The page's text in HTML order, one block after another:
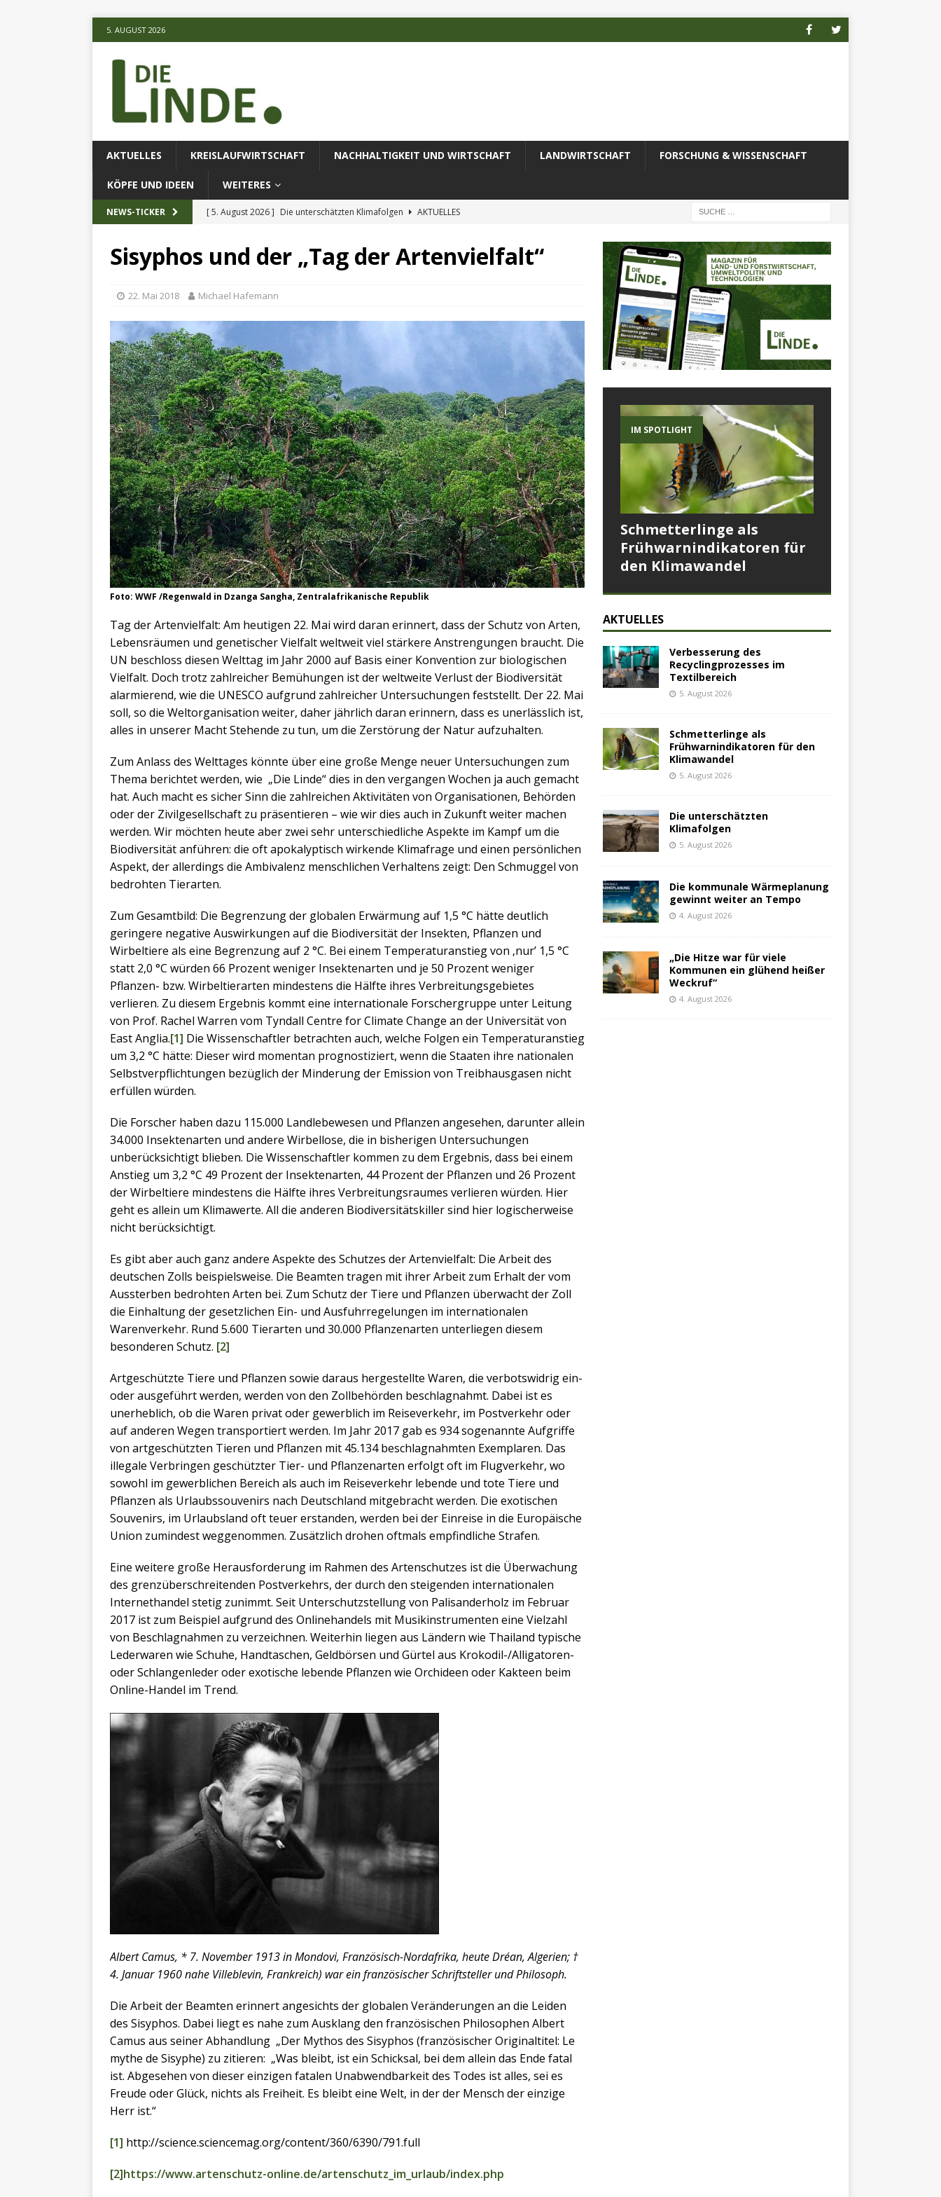
5. AUGUST 2026
AKTUELLES KREISLAUFWIRTSCHAFT NACHHALTIGKEIT UND WIRTSCHAFT LANDWIRTSCHAFT FORSCHUNG & WISSENSCHAFT
KÖPFE UND IDEEN WEITERES
NEWS-TICKER [ 5. August 2026 ] Die unterschätzten Klimafolgen
AKTUELLES
[ 5. August 2026 ] Schmetterlinge als Frühwarnindikatoren für den Klimawandel
Sisyphos und der „Tag der Artenvielfalt“
22. Mai 2018 Michael Hafemann
Foto: WWF /Regenwald in Dzanga Sangha, Zentralafrikanische Republik
Tag der Artenvielfalt: Am heutigen 22. Mai wird daran erinnert, dass der Schutz von Arten,
Lebensräumen und genetischer Vielfalt weltweit viel stärkere Anstrengungen braucht. Die
UN beschloss diesen Welttag im Jahr 2000 auf Basis einer Konvention zur biologischen
Vielfalt. Doch trotz zahlreicher Bemühungen ist der weltweite Verlust der Biodiversität
alarmierend, wie die UNESCO aufgrund zahlreicher Untersuchungen feststellt. Der 22. Mai
soll, so die Weltorganisation weiter, daher jährlich daran erinnern, dass es unerlässlich ist,
alles in unserer Macht Stehende zu tun, um die Zerstörung der Natur aufzuhalten.
Zum Anlass des Welttages könnte über eine große Menge neuer Untersuchungen zum
Thema berichtet werden, wie „Die Linde“ dies in den vergangen Wochen ja auch gemacht
hat. Auch macht es sicher Sinn die zahlreichen Aktivitäten von Organisationen, Behörden
oder der Zivilgesellschaft zu präsentieren – wie wir dies auch in Zukunft weiter machen
werden. Wir möchten heute aber zwei sehr unterschiedliche Aspekte im Kampf um die
Biodiversität anführen: die oft apokalyptisch wirkende Klimafrage und einen persönlichen
Aspekt, der allerdings die Ambivalenz menschlichen Verhaltens zeigt: Den Schmuggel von
bedrohten Tierarten.
Zum Gesamtbild: Die Begrenzung der globalen Erwärmung auf 1,5 °C hätte deutlich
geringere negative Auswirkungen auf die Biodiversität der Insekten, Pflanzen und
Wirbeltiere als eine Begrenzung auf 2 °C. Bei einem Temperaturanstieg von ‚nur’ 1,5 °C
statt 2,0 °C würden 66 Prozent weniger Insektenarten und je 50 Prozent weniger
Pflanzen- bzw. Wirbeltierarten mindestens die Hälfte ihres Verbreitungsgebietes
verlieren. Zu diesem Ergebnis kommt eine internationale Forschergruppe unter Leitung
von Prof. Rachel Warren vom Tyndall Centre for Climate Change an der Universität von
East Anglia.[1] Die Wissenschaftler betrachten auch, welche Folgen ein Temperaturanstieg
um 3,2 °C hätte: Dieser wird momentan prognostiziert, wenn die Staaten ihre nationalen
Selbstverpflichtungen bezüglich der Minderung der Emission von Treibhausgasen nicht
erfüllen würden.
Die Forscher haben dazu 115.000 Landlebewesen und Pflanzen angesehen, darunter allein
34.000 Insektenarten und andere Wirbellose, die in bisherigen Untersuchungen
unberücksichtigt blieben. Die Wissenschaftler kommen zu dem Ergebnis, dass bei einem
Anstieg um 3,2 °C 49 Prozent der Insektenarten, 44 Prozent der Pflanzen und 26 Prozent
der Wirbeltiere mindestens die Hälfte ihres Verbreitungsraumes verlieren würden. Hier
geht es allein um Klimawerte. All die anderen Biodiversitätskiller sind hier logischerweise
nicht berücksichtigt.
Es gibt aber auch ganz andere Aspekte des Schutzes der Artenvielfalt: Die Arbeit des
deutschen Zolls beispielsweise. Die Beamten tragen mit ihrer Arbeit zum Erhalt der vom
Aussterben bedrohten Arten bei. Zum Schutz der Tiere und Pflanzen überwacht der Zoll
die Einhaltung der gesetzlichen Ein- und Ausfuhrregelungen im internationalen
Warenverkehr. Rund 5.600 Tierarten und 30.000 Pflanzenarten unterliegen diesem
besonderen Schutz. [2]
Artgeschützte Tiere und Pflanzen sowie daraus hergestellte Waren, die verbotswidrig ein-
oder ausgeführt werden, werden von den Zollbehörden beschlagnahmt. Dabei ist es
unerheblich, ob die Waren privat oder gewerblich im Reiseverkehr, im Postverkehr oder
auf anderen Wegen transportiert werden. Im Jahr 2017 gab es 934 sogenannte Aufgriffe
von artgeschützten Tieren und Pflanzen mit 45.134 beschlagnahmten Exemplaren. Das
illegale Verbringen geschützter Tier- und Pflanzenarten erfolgt oft im Flugverkehr, wo
sowohl im gewerblichen Bereich als auch im Reiseverkehr lebende und tote Tiere und
Pflanzen als Urlaubssouvenirs nach Deutschland mitgebracht werden. Die exotischen
Souvenirs, im Urlaubsland oft teuer erstanden, werden bei der Einreise in die Europäische
Union zumindest weggenommen. Zusätzlich drohen oftmals empfindliche Strafen.
Eine weitere große Herausforderung im Rahmen des Artenschutzes ist die Überwachung
des grenzüberschreitenden Postverkehrs, der durch den steigenden internationalen
Internethandel stetig zunimmt. Seit Unterschutzstellung von Palisanderholz im Februar
2017 ist zum Beispiel aufgrund des Onlinehandels mit Musikinstrumenten eine Vielzahl
von Beschlagnahmen zu verzeichnen. Weiterhin liegen aus Ländern wie Thailand typische
Lederwaren wie Schuhe, Handtaschen, Geldbörsen und Gürtel aus Krokodil-/Alligatoren-
oder Schlangenleder oder exotische lebende Pflanzen wie Orchideen oder Kakteen beim
Online-Handel im Trend.
Albert Camus, * 7. November 1913 in Mondovi, Französisch-Nordafrika, heute Dréan, Algerien; †
4. Januar 1960 nahe Villeblevin, Frankreich) war ein französischer Schriftsteller und Philosoph.
Die Arbeit der Beamten erinnert angesichts der globalen Veränderungen an die Leiden
des Sisyphos. Dabei liegt es nahe zum Ausklang den französischen Philosophen Albert
Camus aus seiner Abhandlung „Der Mythos des Sisyphos (französischer Originaltitel: Le
mythe de Sisyphe) zu zitieren: „Was bleibt, ist ein Schicksal, bei dem allein das Ende fatal
ist. Abgesehen von dieser einzigen fatalen Unabwendbarkeit des Todes ist alles, sei es
Freude oder Glück, nichts als Freiheit. Es bleibt eine Welt, in der der Mensch der einzige
Herr ist.“
[1] http://science.sciencemag.org/content/360/6390/791.full
[2]https://www.artenschutz-online.de/artenschutz_im_urlaub/index.php
IM SPOTLIGHT
Schmetterlinge als
Frühwarnindikatoren für
den Klimawandel
AKTUELLES
Verbesserung des
Recyclingprozesses im
Textilbereich
5. August 2026
Schmetterlinge als
Frühwarnindikatoren für den
Klimawandel
5. August 2026
Die unterschätzten
Klimafolgen
5. August 2026
Die kommunale Wärmeplanung
gewinnt weiter an Tempo
4. August 2026
„Die Hitze war für viele
Kommunen ein glühend heißer
Weckruf“
4. August 2026